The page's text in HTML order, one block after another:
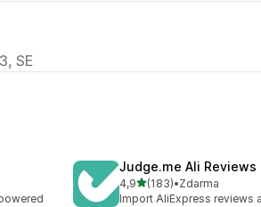
SE
Judge.me Ali Reviews
4,9z 5 hvězd
(183)
Celkový počet recenzí: 183
•Zdarma
Import AliExpress reviews